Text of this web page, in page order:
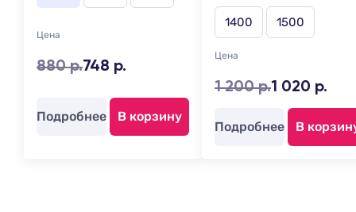
Цена
880 р.748 р.
Подробнее В корзину
1400 1500
Цена
1 200 р.1 020 р.
Подробнее В